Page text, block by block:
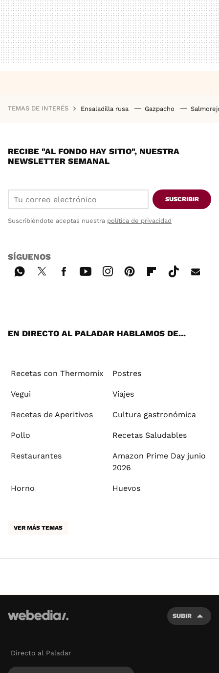
TEMAS DE INTERÉS Ensaladilla rusa Gazpacho
RECIBE "AL FONDO HAY SITIO", NUESTRA
NEWSLETTER SEMANAL
SUSCRIBIR
Suscribiéndote aceptas nuestra política de privacidad
SÍGUENOS
EN DIRECTO AL PALADAR HABLAMOS DE...
Recetas con Thermomix Postres
Vegui Viajes
Recetas de Aperitivos Cultura gastronómica
Pollo Recetas Saludables
Restaurantes
Amazon Prime Day junio
2026
Horno Huevos
VER MÁS TEMAS
SUBIR
Directo al Paladar